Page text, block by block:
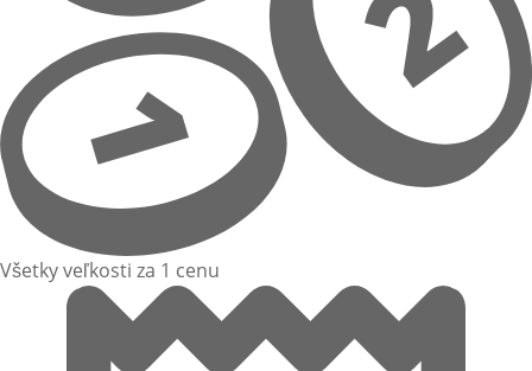
Všetky veľkosti za 1 cenu